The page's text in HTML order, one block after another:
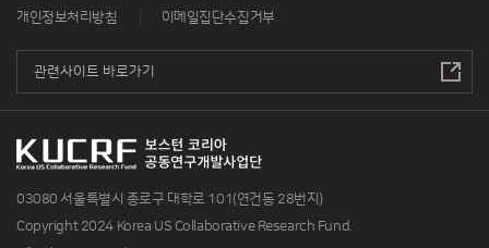
개인정보처리방침 이메일집단수집거부
03080 서울특별시 종로구 대학로 101(연건동 28번지)
Copyright 2024 Korea US Collaborative Research Fund.